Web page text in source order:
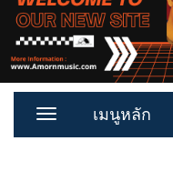
Toggle
เมนูหลัก